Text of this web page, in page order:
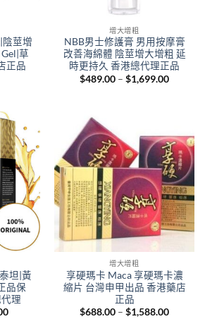
陰莖增
草
正品
增大增粗
NBB男士修護膏 男用按摩膏
改善海綿體 陰莖增大增粗 延
時更持久 香港總代理正品
$489.00 – $1,699.00Price
坦|黃
品保
理
Current
增大增粗
享硬瑪卡 Maca 享硬瑪卡濃
縮片 台灣申甲出品 香港藥店
正品
$688.00 – $1,588.00Price